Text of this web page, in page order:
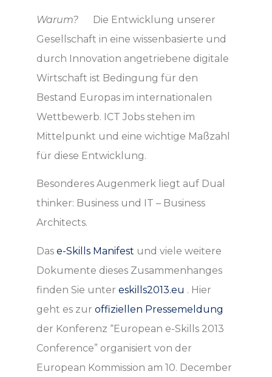
Warum? Die Entwicklung unserer
Gesellschaft in eine wissenbasierte und
durch Innovation angetriebene digitale
Wirtschaft ist Bedingung für den
Bestand Europas im internationalen
Wettbewerb. ICT Jobs stehen im
Mittelpunkt und eine wichtige Maßzahl
für diese Entwicklung.
Besonderes Augenmerk liegt auf Dual
thinker: Business und IT – Business
Architects.
Das e-Skills Manifest und viele weitere
Dokumente dieses Zusammenhanges
finden Sie unter eskills2013.eu . Hier
geht es zur offiziellen Pressemeldung
der Konferenz “European e-Skills 2013
Conference” organisiert von der
European Kommission am 10. December